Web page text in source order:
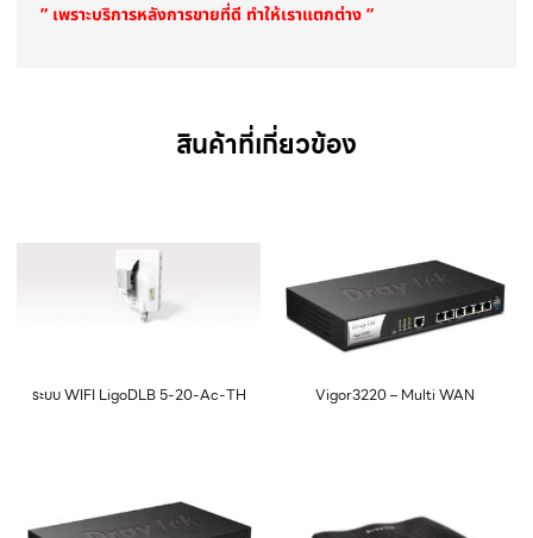
” เพราะบริการหลังการขายที่ดี ทำให้เราแตกต่าง ”
สินค้าที่เกี่ยวข้อง
ระบบ WIFI LigoDLB 5-20-Ac-TH Vigor3220 – Multi WAN